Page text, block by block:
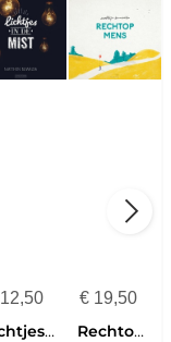
12,50
Lichtjes In De Mist [+!+]
€ 19,50
Rechtop Mens (vinyl) [+!+]